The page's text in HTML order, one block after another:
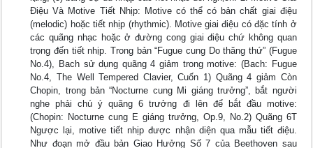
Điệu Và Motive Tiết Nhịp: Motive có thể có bản chất giai điệu
(melodic) hoặc tiết nhịp (rhythmic). Motive giai điệu có đặc tính ở
các quãng nhạc hoặc ở đường cong giai điệu chứ không quan
trọng đến tiết nhịp. Trong bản “Fugue cung Do thăng thứ” (Fugue
No.4), Bach sử dụng quãng 4 giảm trong motive: (Bach: Fugue
No.4, The Well Tempered Clavier, Cuốn 1) Quãng 4 giảm Còn
Chopin, trong bản “Nocturne cung Mi giáng trưởng”, bắt người
nghe phải chú ý quãng 6 trưởng đi lên để bắt đầu motive:
(Chopin: Nocturne cung E giáng trưởng, Op.9, No.2) Quãng 6T
Ngược lại, motive tiết nhịp được nhận diện qua mẫu tiết điệu.
Như đoạn mở đầu bản Giao Hưởng Số 7 của Beethoven sau